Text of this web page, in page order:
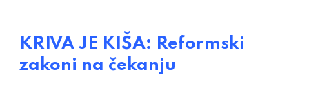
KRIVA JE KIŠA: Reformski
zakoni na čekanju